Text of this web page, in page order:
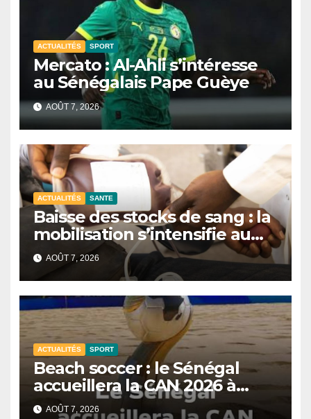
ACTUALITÉS SPORT
Mercato : Al-Ahli s’intéresse
au Sénégalais Pape Guèye
AOÛT 7, 2026
ACTUALITÉS SANTE
Baisse des stocks de sang : la
mobilisation s’intensifie au
CNTS de Dakar.
AOÛT 7, 2026
ACTUALITÉS SPORT
Beach soccer : le Sénégal
accueillera la CAN 2026 à
Dakar.
AOÛT 7, 2026